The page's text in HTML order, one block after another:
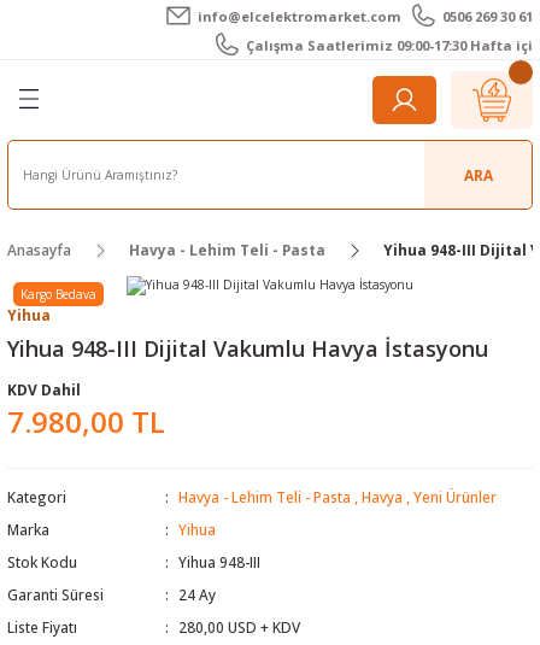
info@elcelektromarket.com
0506 269 30 61
Çalışma Saatlerimiz 09:00-17:30 Hafta içi
Geri Dön
Geri Dön
Cihazı
Geri Dön
Kameralar
Geri Dön
Cihazları
Ölçerler
Cihazları
Geri Dön
Teli - Pasta
Geri Dön
ARA
Anasayfa Havya - Lehim Teli - Pasta Yihua 948-III Dijital
Kargo Bedava
Yihua
Yihua 948-III Dijital Vakumlu Havya İstasyonu
KDV Dahil
7.980,00 TL
Kategori Havya - Lehim Teli - Pasta Havya
Yeni Ürünler
Marka
Yihua
Stok Kodu
Yihua 948-III
Garanti Süresi
24 Ay
Liste Fiyatı
280,00 USD + KDV